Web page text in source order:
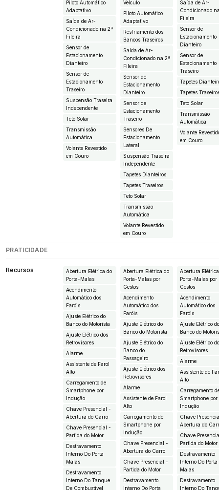
Piloto Automático
Adaptativo
Saída de Ar-
Condicionado na 2ª
Fileira
Sensor de
Estacionamento
Dianteiro
Sensor de
Estacionamento
Traseiro
Suspensão Traseira
Independente
Teto Solar
Transmissão
Automática
Volante Revestido
em Couro
Veículo
Piloto Automático
Adaptativo
Resfriamento dos
Bancos Traseiros
Saída de Ar-
Condicionado na 2ª
Fileira
Sensor de
Estacionamento
Dianteiro
Sensor de
Estacionamento
Traseiro
Sensores De
Estacionamento
Lateral
Suspensão Traseira
Independente
Tapetes Dianteiros
Tapetes Traseiros
Teto Solar
Transmissão
Automática
Volante Revestido
em Couro
Saída de Ar-
Condicionado
Fileira
Sensor de
Estacionamento
Dianteiro
Sensor de
Estacionamento
Traseiro
Tapetes
Tapetes
Teto Solar
Transmissão
Automática
Volante
em Couro
PRATICIDADE
Recursos
Abertura Elétrica do
Porta-Malas
Acendimento
Automático dos
Faróis
Ajuste Elétrico do
Banco do Motorista
Ajuste Elétrico dos
Retrovisores
Alarme
Assistente de Farol
Alto
Carregamento de
Smartphone por
Indução
Chave Presencial -
Abertura do Carro
Chave Presencial -
Partida do Motor
Destravamento
Interno Do Porta
Malas
Destravamento
Interno Do Tanque
De Combustivel
Abertura Elétrica do
Porta-Malas por
Gestos
Acendimento
Automático dos
Faróis
Ajuste Elétrico do
Banco do Motorista
Ajuste Elétrico do
Banco do
Passageiro
Ajuste Elétrico dos
Retrovisores
Alarme
Assistente de Farol
Alto
Carregamento de
Smartphone por
Indução
Chave Presencial -
Abertura do Carro
Chave Presencial -
Partida do Motor
Destravamento
Interno Do Porta
Abertura
Porta-Malas por
Gestos
Acendimento
Automático dos
Faróis
Ajuste Elétrico
Banco do
Ajuste Elétrico
Retrovisores
Alarme
Assistente de
Alto
Carregamento
Smartphone por
Indução
Chave
Abertura do
Chave
Partida do Motor
Destravamento
Interno Do Porta
Malas
Destravamento
Interno Do